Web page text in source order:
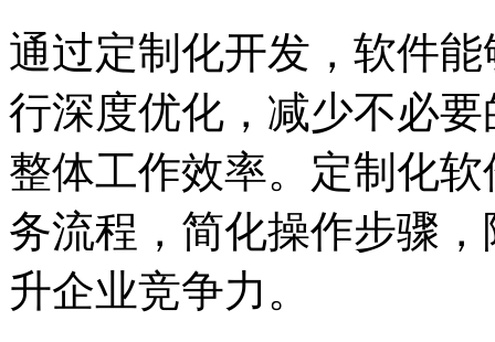
通过定制化开发，软件
行深度优化，减少不必
整体工作效率。定制化
务流程，简化操作步骤
升企业竞争力。